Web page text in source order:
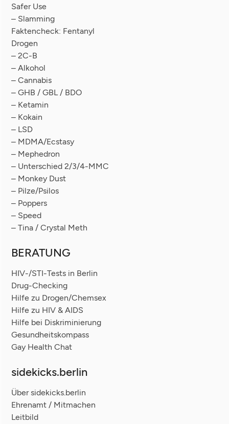
Safer Use
– Slamming
Faktencheck: Fentanyl
Drogen
– 2C-B
– Alkohol
– Cannabis
– GHB / GBL / BDO
– Ketamin
– Kokain
– LSD
– MDMA/Ecstasy
– Mephedron
– Unterschied 2/3/4-MMC
– Monkey Dust
– Pilze/Psilos
– Poppers
– Speed
– Tina / Crystal Meth
BERATUNG
HIV-/STI-Tests in Berlin
Drug-Checking
Hilfe zu Drogen/Chemsex
Hilfe zu HIV & AIDS
Hilfe bei Diskriminierung
Gesundheitskompass
Gay Health Chat
sidekicks.berlin
Über sidekicks.berlin
Ehrenamt / Mitmachen
Leitbild